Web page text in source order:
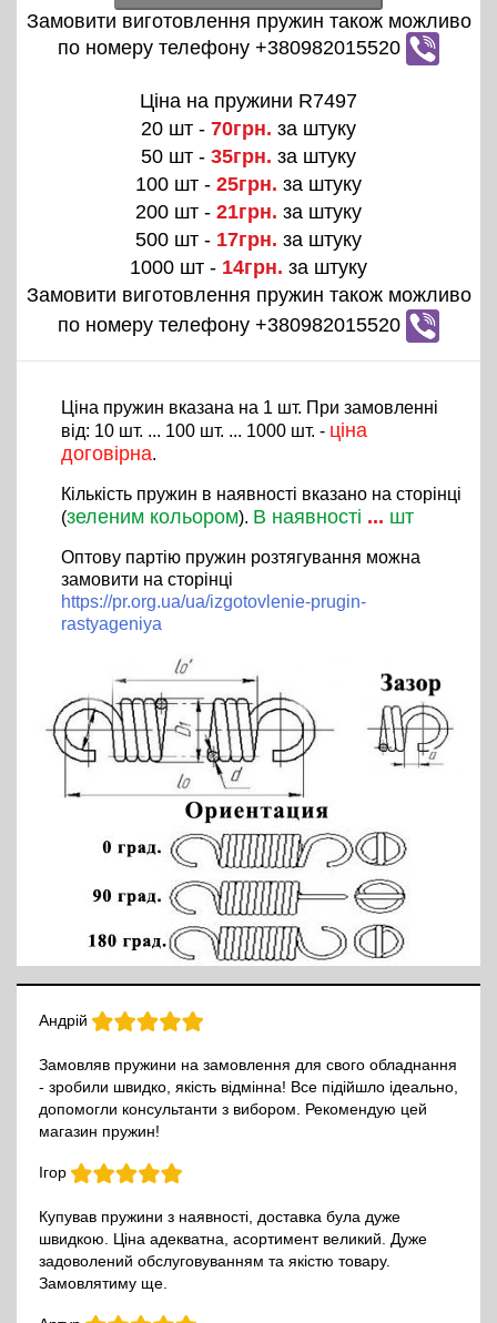
Замовити виготовлення пружин також можливо
по номеру телефону +380982015520
Ціна на пружини R7497
20 шт - 70грн. за штуку
50 шт - 35грн. за штуку
100 шт - 25грн. за штуку
200 шт - 21грн. за штуку
500 шт - 17грн. за штуку
1000 шт - 14грн. за штуку
Замовити виготовлення пружин також можливо
по номеру телефону +380982015520
Ціна пружин вказана на 1 шт. При замовленні
від: 10 шт. ... 100 шт. ... 1000 шт. - ціна
договірна.
Кількість пружин в наявності вказано на сторінці
(зеленим кольором). В наявності ... шт
Оптову партію пружин розтягування можна
замовити на сторінці
https://pr.org.ua/ua/izgotovlenie-prugin-
rastyageniya
Андрій
Замовляв пружини на замовлення для свого обладнання
- зробили швидко, якість відмінна! Все підійшло ідеально,
допомогли консультанти з вибором. Рекомендую цей
магазин пружин!
Ігор
Купував пружини з наявності, доставка була дуже
швидкою. Ціна адекватна, асортимент великий. Дуже
задоволений обслуговуванням та якістю товару.
Замовлятиму ще.